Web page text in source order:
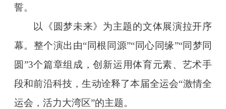
誓。
以《圆梦未来》为主题的文体展演拉开序
幕。整个演出由“同根同源”“同心同缘”“同梦同
圆”3个篇章组成，创新运用体育元素、艺术手
段和前沿科技，生动诠释了本届全运会“激情全
运会，活力大湾区”的主题。